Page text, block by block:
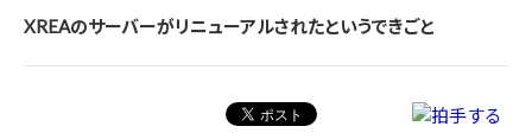
XREAのサーバーがリニューアルされたというできごと